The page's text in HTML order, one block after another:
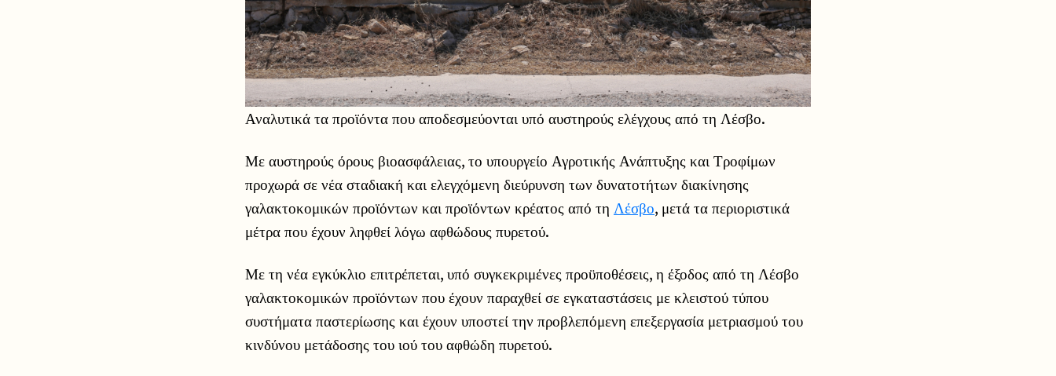
Αναλυτικά τα προϊόντα που αποδεσμεύονται υπό αυστηρούς ελέγχους από τη Λέσβο.
Με αυστηρούς όρους βιοασφάλειας, το υπουργείο Αγροτικής Ανάπτυξης και Τροφίμων
προχωρά σε νέα σταδιακή και ελεγχόμενη διεύρυνση των δυνατοτήτων διακίνησης
γαλακτοκομικών προϊόντων και προϊόντων κρέατος από τη Λέσβο, μετά τα περιοριστικά
μέτρα που έχουν ληφθεί λόγω αφθώδους πυρετού.
Με τη νέα εγκύκλιο επιτρέπεται, υπό συγκεκριμένες προϋποθέσεις, η έξοδος από τη Λέσβο
γαλακτοκομικών προϊόντων που έχουν παραχθεί σε εγκαταστάσεις με κλειστού τύπου
συστήματα παστερίωσης και έχουν υποστεί την προβλεπόμενη επεξεργασία μετριασμού του
κινδύνου μετάδοσης του ιού του αφθώδη πυρετού.